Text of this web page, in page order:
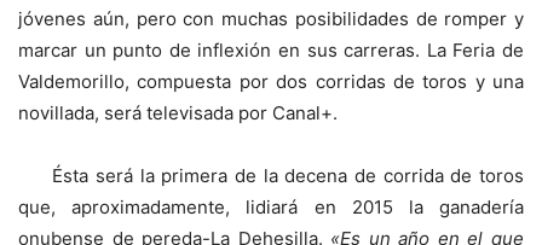
jóvenes aún, pero con muchas posibilidades de romper y
marcar un punto de inflexión en sus carreras. La Feria de
Valdemorillo, compuesta por dos corridas de toros y una
novillada, será televisada por Canal+.
Ésta será la primera de la decena de corrida de toros
que, aproximadamente, lidiará en 2015 la ganadería
onubense de pereda-La Dehesilla. «Es un año en el que